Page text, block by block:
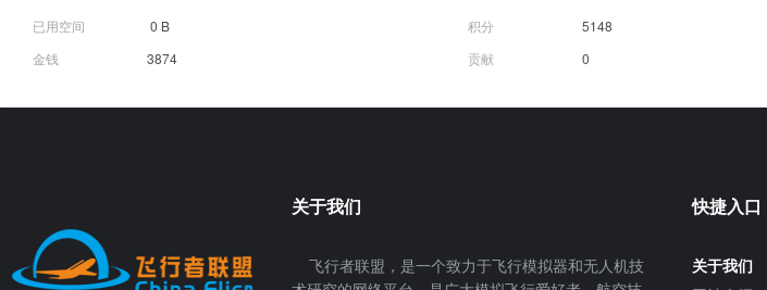
已用空间 0 B 积分 5148
金钱
3874 贡献 0
关于我们
飞行者联盟，是一个致力于飞行模拟器和无人机技
快捷入口
关于我们